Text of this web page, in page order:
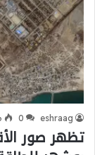
eshraag
0
تظهر صور